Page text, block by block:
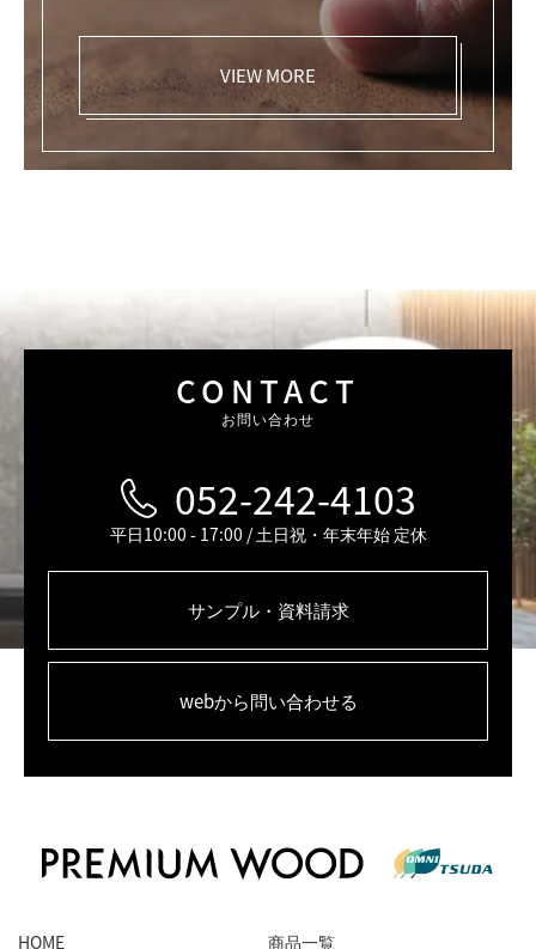
VIEW MORE
CONTACT
お問い合わせ
052-242-4103
平日10:00 - 17:00 / 土日祝・年末年始 定休
サンプル・資料請求
webから問い合わせる
HOME 商品一覧